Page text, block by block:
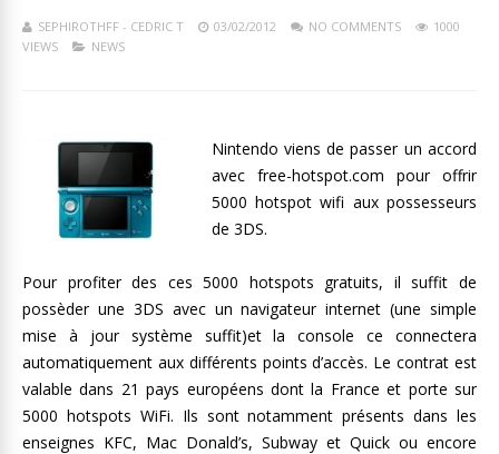
SEPHIROTHFF - CEDRIC T 03/02/2012 NO COMMENTS
1000
VIEWS
NEWS
Nintendo viens de passer un accord
avec free-hotspot.com pour offrir
5000 hotspot wifi aux possesseurs
de 3DS.
Pour profiter des ces 5000 hotspots gratuits, il suffit de
possèder une 3DS avec un navigateur internet (une simple
mise à jour système suffit)et la console ce connectera
automatiquement aux différents points d’accès. Le contrat est
valable dans 21 pays européens dont la France et porte sur
5000 hotspots WiFi. Ils sont notamment présents dans les
enseignes KFC, Mac Donald’s, Subway et Quick ou encore